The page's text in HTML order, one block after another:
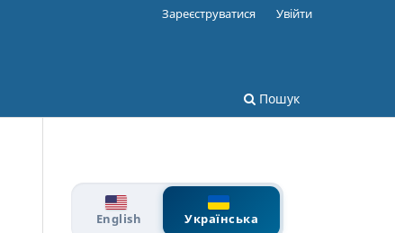
Пошук
Зареєструватися Увійти
English Українська